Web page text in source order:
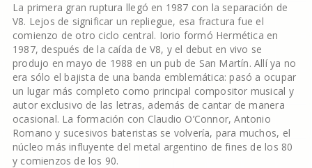
La primera gran ruptura llegó en 1987 con la separación de
V8. Lejos de significar un repliegue, esa fractura fue el
comienzo de otro ciclo central. Iorio formó Hermética en
1987, después de la caída de V8, y el debut en vivo se
produjo en mayo de 1988 en un pub de San Martín. Allí ya no
era sólo el bajista de una banda emblemática: pasó a ocupar
un lugar más completo como principal compositor musical y
autor exclusivo de las letras, además de cantar de manera
ocasional. La formación con Claudio O’Connor, Antonio
Romano y sucesivos bateristas se volvería, para muchos, el
núcleo más influyente del metal argentino de fines de los 80
y comienzos de los 90.